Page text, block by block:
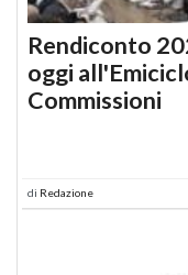
Rendiconto
oggi
Commissioni
di Redazione